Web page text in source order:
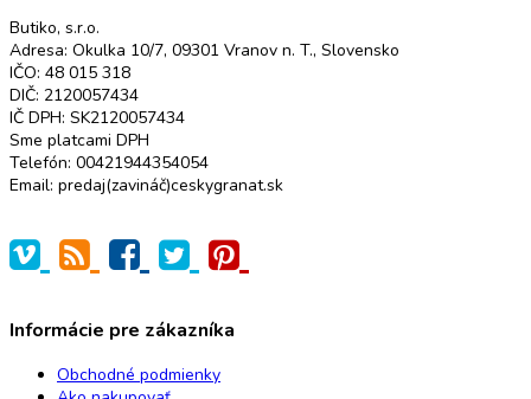
Butiko, s.r.o.
Adresa: Okulka 10/7, 09301 Vranov n. T., Slovensko
IČO: 48 015 318
DIČ: 2120057434
IČ DPH: SK2120057434
Sme platcami DPH
Telefón: 00421944354054
Email: predaj(zavináč)ceskygranat.sk
Informácie pre zákazníka
Obchodné podmienky